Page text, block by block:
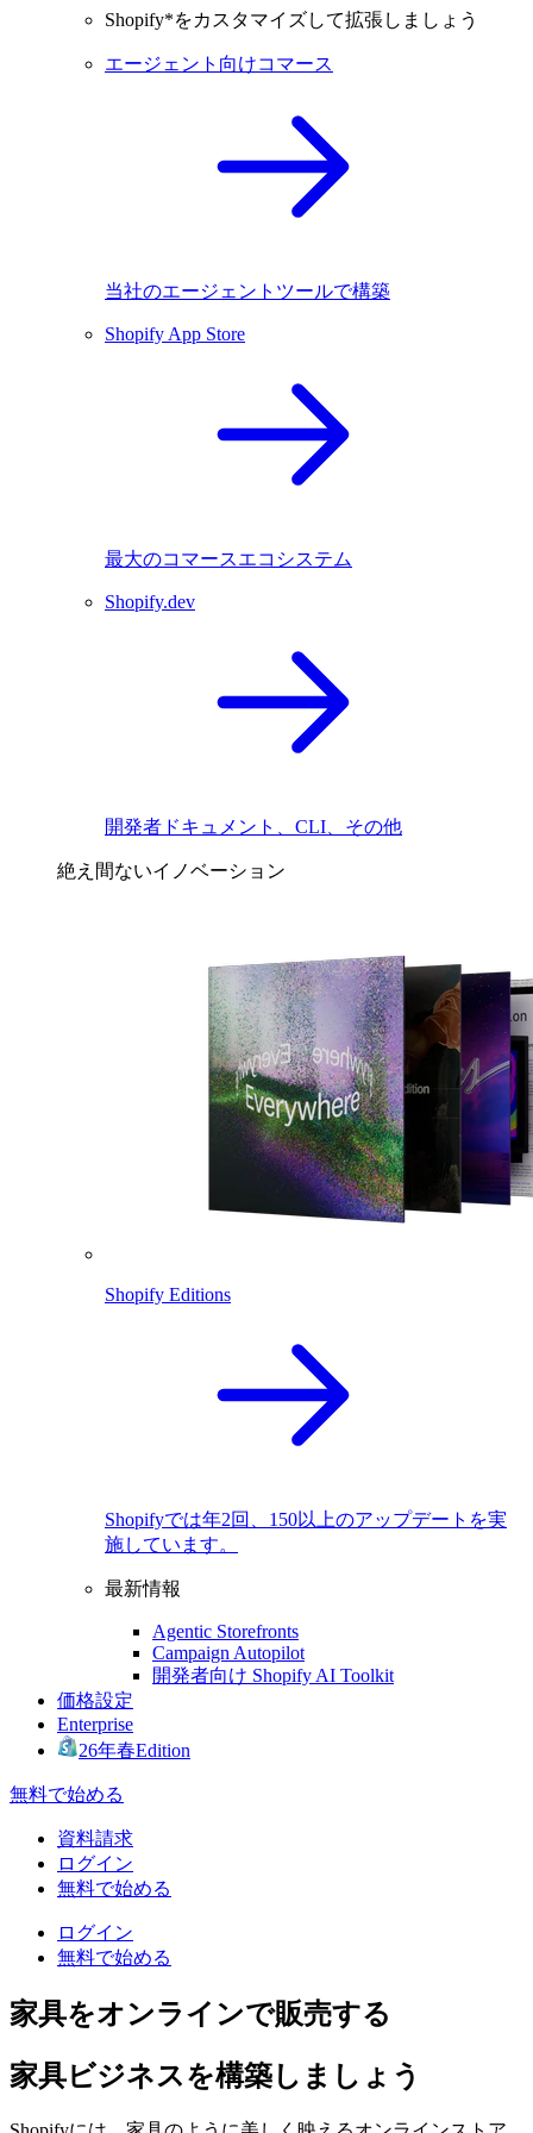
Shopify*をカスタマイズして拡張しましょう
エージェント向けコマース
当社のエージェントツールで構築
Shopify App Store
最大のコマースエコシステム
Shopify.dev
開発者ドキュメント、CLI、その他
絶え間ないイノベーション
Shopify Editions
Shopifyでは年2回、150以上のアップデートを実
施しています。
最新情報
Agentic Storefronts
Campaign Autopilot
開発者向け Shopify AI Toolkit
価格設定
Enterprise
26年春Edition
無料で始める
資料請求
ログイン
無料で始める
ログイン
無料で始める
家具をオンラインで販売する
家具ビジネスを構築しましょう